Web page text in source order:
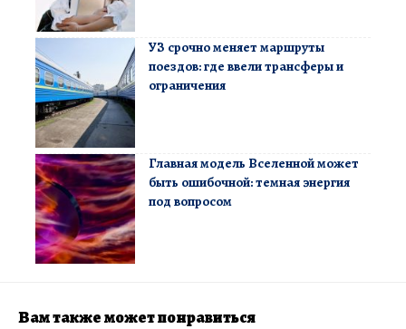
УЗ срочно меняет маршруты
поездов: где ввели трансферы и
ограничения
Главная модель Вселенной может
быть ошибочной: темная энергия
под вопросом
Вам также может понравиться